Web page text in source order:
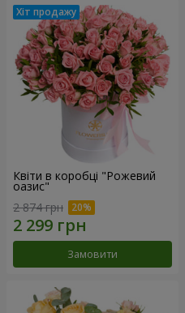
Квіти в коробці "Рожевий
оазис"
2 874 грн
Замовити